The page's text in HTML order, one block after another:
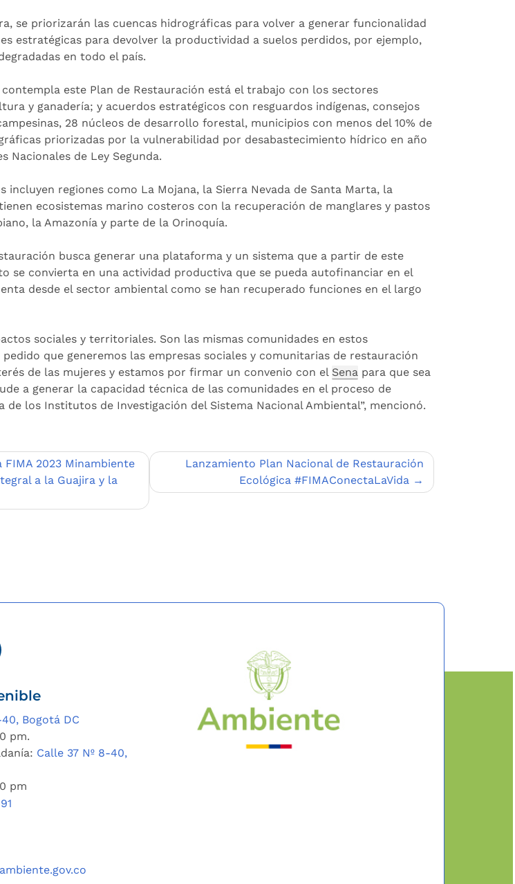
se priorizarán las cuencas hidrográficas para volver a generar funcionalidad
estratégicas para devolver la productividad a suelos perdidos, por ejemplo,
en todo el país.
este Plan de Restauración está el trabajo con los sectores
y ganadería; y acuerdos estratégicos con resguardos indígenas, consejos
28 núcleos de desarrollo forestal, municipios con menos del 10% de
priorizadas por la vulnerabilidad por desabastecimiento hídrico en año
Nacionales de Ley Segunda.
regiones como La Mojana, la Sierra Nevada de Santa Marta, la
ecosistemas marino costeros con la recuperación de manglares y pastos
la Amazonía y parte de la Orinoquía.
busca generar una plataforma y un sistema que a partir de este
se convierta en una actividad productiva que se pueda autofinanciar en el
desde el sector ambiental como se han recuperado funciones en el largo
sociales y territoriales. Son las mismas comunidades en estos
que generemos las empresas sociales y comunitarias de restauración
de las mujeres y estamos por firmar un convenio con el Sena para que sea
a generar la capacidad técnica de las comunidades en el proceso de
de los Institutos de Investigación del Sistema Nacional Ambiental”, mencionó.
2023 Minambiente
a la Guajira y la
Lanzamiento Plan Nacional de Restauración
Ecológica #FIMAConectaLaVida
Bogotá DC
pm.
Calle 37 Nº 8-40,
pm